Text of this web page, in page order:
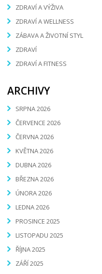
ZDRAVÍ A VÝŽIVA
ZDRAVÍ A WELLNESS
ZÁBAVA A ŽIVOTNÍ STYL
ZDRAVÍ
ZDRAVÍ A FITNESS
ARCHIVY
SRPNA 2026
ČERVENCE 2026
ČERVNA 2026
KVĚTNA 2026
DUBNA 2026
BŘEZNA 2026
ÚNORA 2026
LEDNA 2026
PROSINCE 2025
LISTOPADU 2025
ŘÍJNA 2025
ZÁŘÍ 2025